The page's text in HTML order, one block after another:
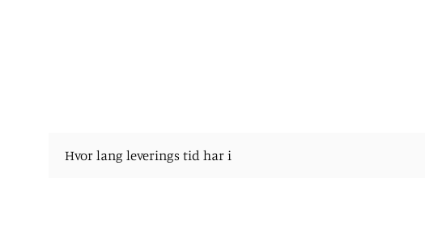
Hvor lang leverings tid har i